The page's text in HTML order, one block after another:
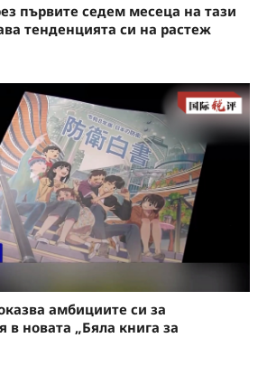
първите седем месеца на тази
тенденцията си на растеж
амбициите си за
в новата „Бяла книга за